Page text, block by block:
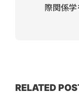
際関係学
RELATED